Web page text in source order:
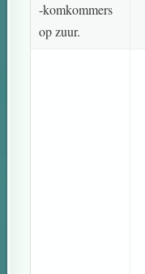
-komkommers
op zuur.